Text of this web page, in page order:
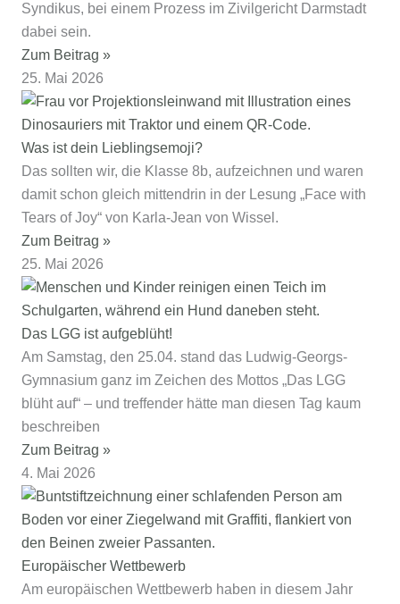
Syndikus, bei einem Prozess im Zivilgericht Darmstadt
dabei sein.
Zum Beitrag »
25. Mai 2026
Was ist dein Lieblingsemoji?
Das sollten wir, die Klasse 8b, aufzeichnen und waren
damit schon gleich mittendrin in der Lesung „Face with
Tears of Joy“ von Karla-Jean von Wissel.
Zum Beitrag »
25. Mai 2026
Das LGG ist aufgeblüht!
Am Samstag, den 25.04. stand das Ludwig-Georgs-
Gymnasium ganz im Zeichen des Mottos „Das LGG
blüht auf“ – und treffender hätte man diesen Tag kaum
beschreiben
Zum Beitrag »
4. Mai 2026
Europäischer Wettbewerb
Am europäischen Wettbewerb haben in diesem Jahr